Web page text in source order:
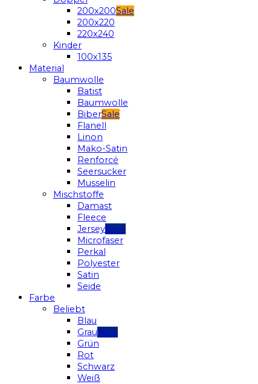
200x200
200x220
220x240
Kinder
100x135
Material
Baumwolle
Batist
Baumwolle
Biber
Flanell
Linon
Mako-Satin
Renforcé
Seersucker
Musselin
Mischstoffe
Damast
Fleece
Jersey
Microfaser
Perkal
Polyester
Satin
Seide
Farbe
Beliebt
Blau
Grau
Grün
Rot
Schwarz
Weiß